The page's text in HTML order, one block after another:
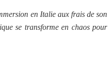
en Italie aux frais de son
se transforme en chaos pour